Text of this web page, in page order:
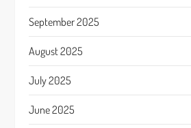
September 2025
August 2025
July 2025
June 2025